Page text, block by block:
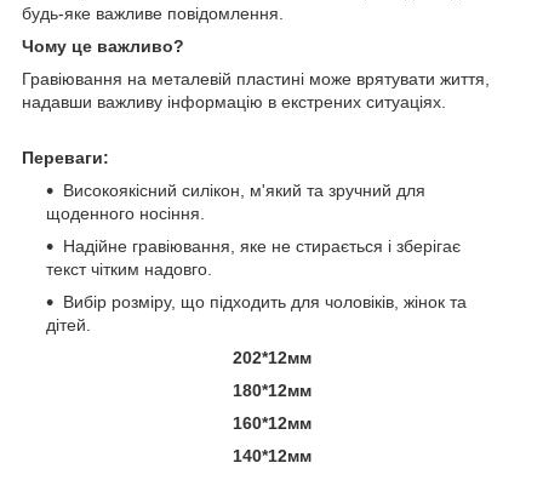
будь-яке важливе повідомлення.
Чому це важливо?
Гравіювання на металевій пластині може врятувати життя,
надавши важливу інформацію в екстрених ситуаціях.
Переваги:
Високоякісний силікон, м'який та зручний для
щоденного носіння.
Надійне гравіювання, яке не стирається і зберігає
текст чітким надовго.
Вибір розміру, що підходить для чоловіків, жінок та
дітей.
202*12мм
180*12мм
160*12мм
140*12мм